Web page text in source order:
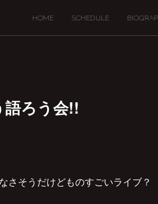
HOME SCHEDULE
語ろう会!!
さそうだけどものすごいライブ？